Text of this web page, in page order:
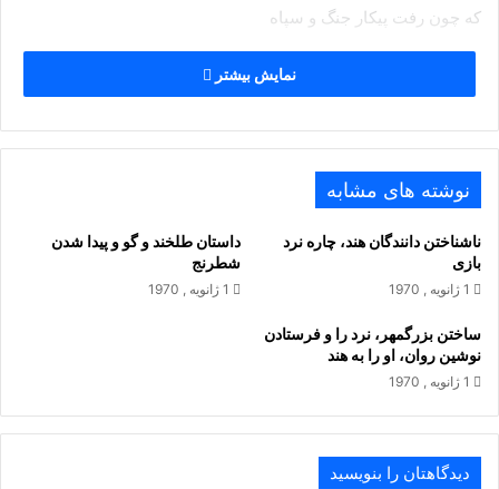
که چون رفت پیکار جنگ و سپاه‏
یکایک بگفتند با تیزویر
نخفتند ز ایشان یکى تیره شب
نه بر یکدیگر برگشادند لب‏
ز میدان چو بر خاست آواز کوس
جهان دیدگان خواستند آبنوس‏
سواران بهر سو پراگند گو
بجایى که بد موبدى پیش رو
نمایش بیشتر
نوشته های مشابه
ناشناختن دانندگان هند، چاره نرد
بازى
1 ژانویه , 1970
داستان طلخند و گو و پیدا شدن
شطرنج
1 ژانویه , 1970
ساختن بزرگمهر، نرد را و فرستادن
نوشین روان، او را به هند
1 ژانویه , 1970
دیدگاهتان را بنویسید